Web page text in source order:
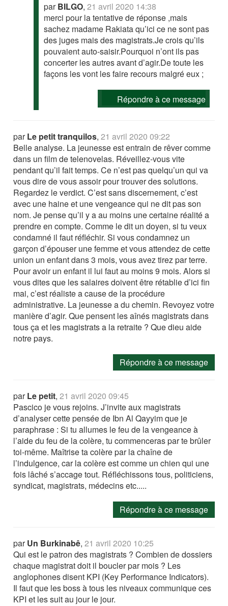
parBILGO,21 avril 2020 14:38
merci pour la tentative de réponse ,mais
sachez madame Rakiata qu’ici ce ne sont pas
des juges mais des magistrats.Je crois qu’ils
pouvaient auto-saisir.Pourquoi n’ont ils pas
concerter les autres avant d’agir.De toute les
façons les vont les faire recours malgré eux ;
Répondre à ce message
parLe petit tranquilos,21 avril 2020 09:22
Belle analyse. La jeunesse est entrain de rêver comme
dans un film de telenovelas. Réveillez-vous vite
pendant qu’il fait temps. Ce n’est pas quelqu’un qui va
vous dire de vous assoir pour trouver des solutions.
Regardez le verdict. C’est sans discernement, c’est
avec une haine et une vengeance qui ne dit pas son
nom. Je pense qu’il y a au moins une certaine réalité a
prendre en compte. Comme le dit un doyen, si tu veux
condamné il faut réfléchir. Si vous condamnez un
garçon d’épouser une femme et vous attendez de cette
union un enfant dans 3 mois, vous avez tirez par terre.
Pour avoir un enfant il lui faut au moins 9 mois. Alors si
vous dites que les salaires doivent être rétablie d’ici fin
mai, c’est réaliste a cause de la procédure
administrative. La jeunesse a du chemin. Revoyez votre
manière d’agir. Que pensent les aînés magistrats dans
tous ça et les magistrats a la retraite ? Que dieu aide
notre pays.
Répondre à ce message
parLe petit,21 avril 2020 09:45
Pascico je vous rejoins. J’invite aux magistrats
d’analyser cette pensée de Ibn Al Qayyim que je
paraphrase : Si tu allumes le feu de la vengeance à
l’aide du feu de la colère, tu commenceras par te brûler
toi-même. Maîtrise ta colère par la chaîne de
l’indulgence, car la colère est comme un chien qui une
fois lâché s’accage tout. Réfléchissons tous, politiciens,
syndicat, magistrats, médecins etc.....
Répondre à ce message
parUn Burkinabê,21 avril 2020 10:25
Qui est le patron des magistrats ? Combien de dossiers
chaque magistrat doit il boucler par mois ? Les
anglophones disent KPI (Key Performance Indicators).
Il faut que les boss à tous les niveaux communique ces
KPI et les suit au jour le jour.